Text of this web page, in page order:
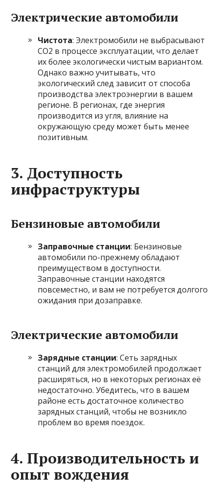
Электрические автомобили
Чистота: Электромобили не выбрасывают
CO2 в процессе эксплуатации, что делает
их более экологически чистым вариантом.
Однако важно учитывать, что
экологический след зависит от способа
производства электроэнергии в вашем
регионе. В регионах, где энергия
производится из угля, влияние на
окружающую среду может быть менее
позитивным.
3. Доступность
инфраструктуры
Бензиновые автомобили
Заправочные станции: Бензиновые
автомобили по-прежнему обладают
преимуществом в доступности.
Заправочные станции находятся
повсеместно, и вам не потребуется долгого
ожидания при дозаправке.
Электрические автомобили
Зарядные станции: Сеть зарядных
станций для электромобилей продолжает
расширяться, но в некоторых регионах её
недостаточно. Убедитесь, что в вашем
районе есть достаточное количество
зарядных станций, чтобы не возникло
проблем во время поездок.
4. Производительность и
опыт вождения